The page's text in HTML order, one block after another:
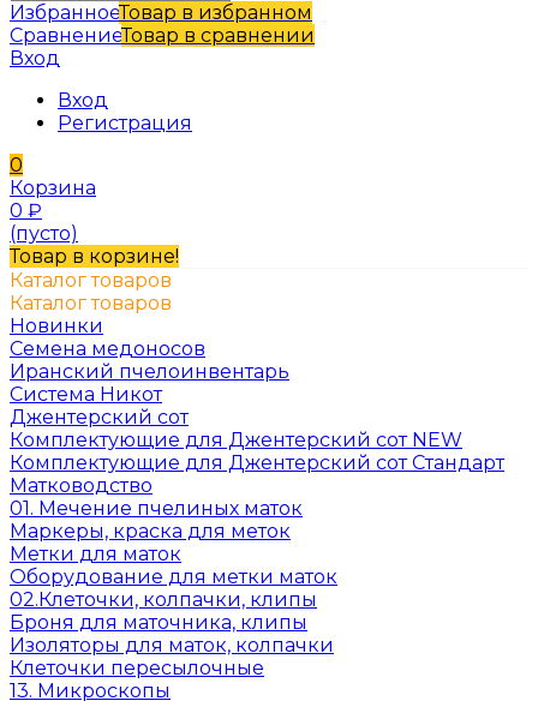
ИзбранноеТовар в избранном
СравнениеТовар в сравнении
Вход
Вход
Регистрация
0
Корзина
0 ₽
(пусто)
Товар в корзине!
Каталог товаров
Каталог товаров
Новинки
Семена медоносов
Иранский пчелоинвентарь
Система Никот
Джентерский сот
Комплектующие для Джентерский сот NEW
Комплектующие для Джентерский сот Стандарт
Матководство
01. Мечение пчелиных маток
Маркеры, краска для меток
Метки для маток
Оборудование для метки маток
02.Клеточки, колпачки, клипы
Броня для маточника, клипы
Изоляторы для маток, колпачки
Клеточки пересылочные
13. Микроскопы